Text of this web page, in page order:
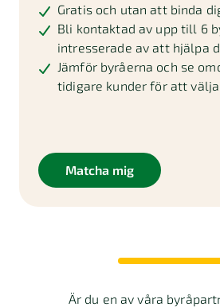
Gratis och utan att binda
Bli kontaktad av upp till 6
intresserade av att hjälpa
Jämför byråerna och se
tidigare kunder för att
Matcha mig
Är du en av våra